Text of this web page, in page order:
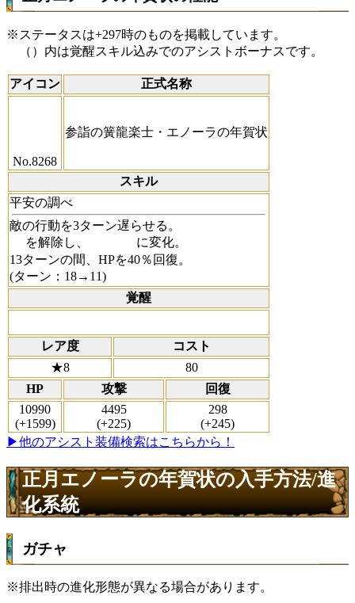
※ステータスは+297時のものを掲載しています。
（）内は覚醒スキル込みでのアシストボーナスです。
アイコン 正式名称
No.8268
参詣の簧龍楽士・エノーラの年賀状
スキル
平安の調べ
敵の行動を3ターン遅らせる。
を解除し、
に変化。
13ターンの間、HPを40％回復。
(ターン：18→11)
覚醒
レア度
コスト
★8
80
HP
攻撃
回復
10990
(+1599)
4495
(+225)
298
(+245)
▶他のアシスト装備検索はこちらから！
正月エノーラの年賀状の入手方法/進
化系統
ガチャ
※排出時の進化形態が異なる場合があります。